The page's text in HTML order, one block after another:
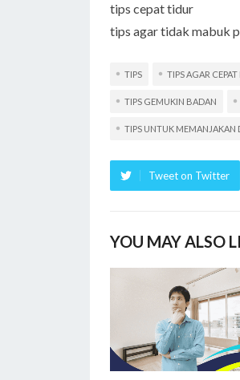
tips cepat tidur
tips agar tidak mabuk
TIPS TIPS AGAR
TIPS GEMUKIN BADAN
TIPS UNTUK MEMANJAKAN
Tweet on Twitter
YOU MAY ALSO